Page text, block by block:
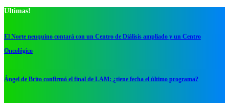
Ultimas!
El Norte neuquino contará con un Centro de Diálisis ampliado y un Centro
Oncológico
Ángel de Brito confirmó el final de LAM: ¿tiene fecha el último programa?